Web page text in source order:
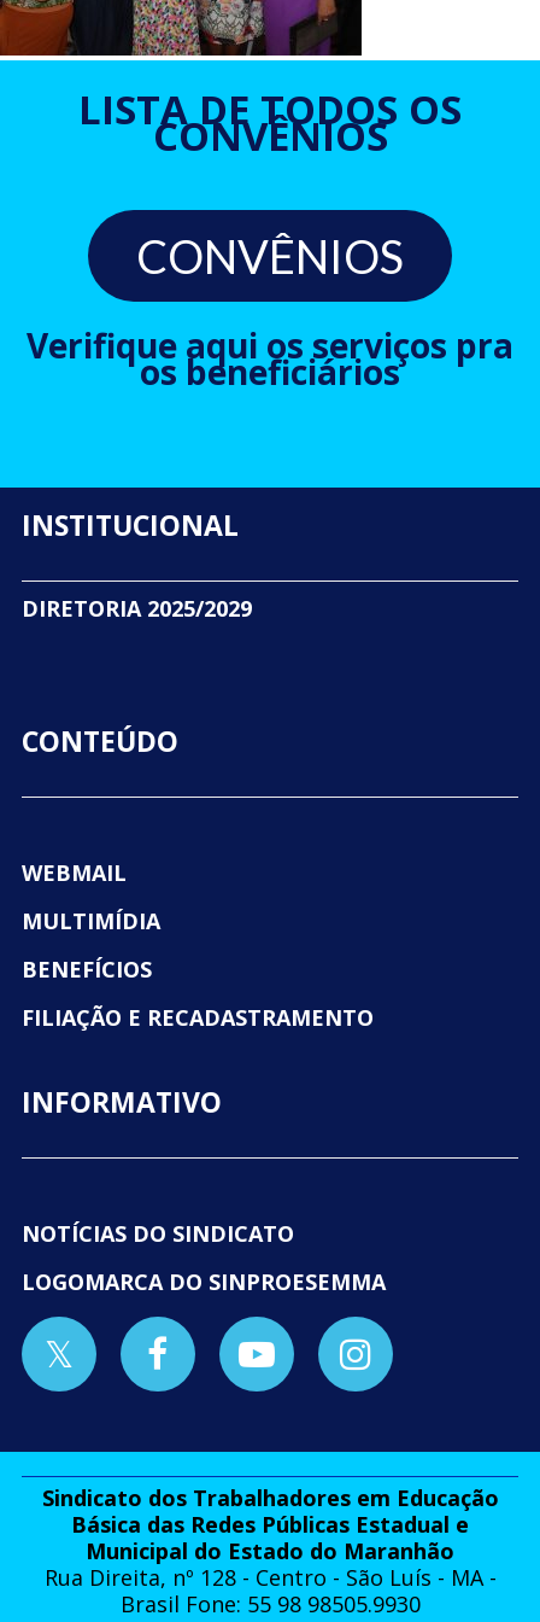
LISTA DE TODOS OS
CONVÊNIOS
CONVÊNIOS
Verifique aqui os serviços pra
os beneficiários
INSTITUCIONAL
DIRETORIA 2025/2029
CONTEÚDO
WEBMAIL
MULTIMÍDIA
BENEFÍCIOS
FILIAÇÃO E RECADASTRAMENTO
INFORMATIVO
NOTÍCIAS DO SINDICATO
LOGOMARCA DO SINPROESEMMA
Sindicato dos Trabalhadores em Educação
Básica das Redes Públicas Estadual e
Municipal do Estado do Maranhão
Rua Direita, nº 128 - Centro - São Luís - MA -
Brasil Fone: 55 98 98505.9930